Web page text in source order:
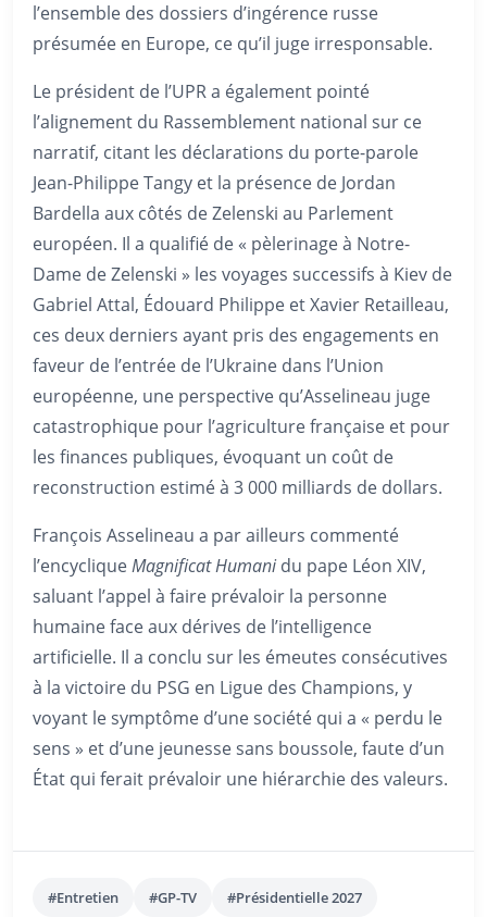
l’ensemble des dossiers d’ingérence russe
présumée en Europe, ce qu’il juge irresponsable.
Le président de l’UPR a également pointé
l’alignement du Rassemblement national sur ce
narratif, citant les déclarations du porte-parole
Jean-Philippe Tangy et la présence de Jordan
Bardella aux côtés de Zelenski au Parlement
européen. Il a qualifié de « pèlerinage à Notre-
Dame de Zelenski » les voyages successifs à Kiev de
Gabriel Attal, Édouard Philippe et Xavier Retailleau,
ces deux derniers ayant pris des engagements en
faveur de l’entrée de l’Ukraine dans l’Union
européenne, une perspective qu’Asselineau juge
catastrophique pour l’agriculture française et pour
les finances publiques, évoquant un coût de
reconstruction estimé à 3 000 milliards de dollars.
François Asselineau a par ailleurs commenté
l’encycliqueMagnificat Humanidu pape Léon XIV,
saluant l’appel à faire prévaloir la personne
humaine face aux dérives de l’intelligence
artificielle. Il a conclu sur les émeutes consécutives
à la victoire du PSG en Ligue des Champions, y
voyant le symptôme d’une société qui a « perdu le
sens » et d’une jeunesse sans boussole, faute d’un
État qui ferait prévaloir une hiérarchie des valeurs.
#Entretien #GP-TV #Présidentielle 2027